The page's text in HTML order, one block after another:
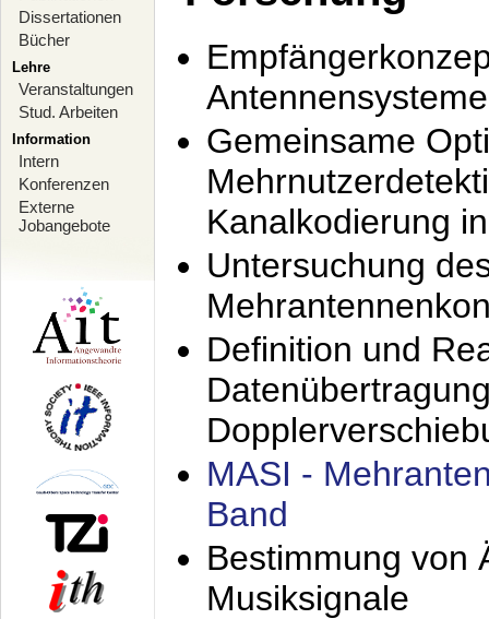
Dissertationen
Bücher
Lehre
Veranstaltungen
Stud. Arbeiten
Information
Intern
Konferenzen
Externe
Jobangebote
Antennensysteme
Gemeinsame
Kanalkodierung
Untersuchung
Definition und
MASI -
Band
Bestimmung von
Musiksignale